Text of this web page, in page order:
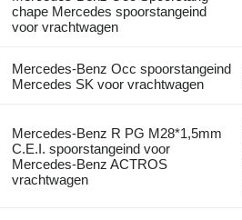
chape Mercedes spoorstangeind
voor vrachtwagen
Mercedes-Benz Occ spoorstangeind
Mercedes SK voor vrachtwagen
Mercedes-Benz R PG M28*1,5mm
C.E.I. spoorstangeind voor
Mercedes-Benz ACTROS
vrachtwagen